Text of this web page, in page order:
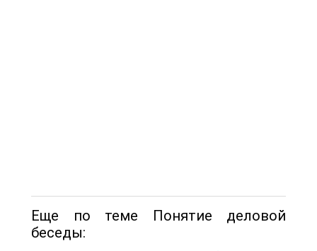
Еще по теме Понятие деловой
беседы: